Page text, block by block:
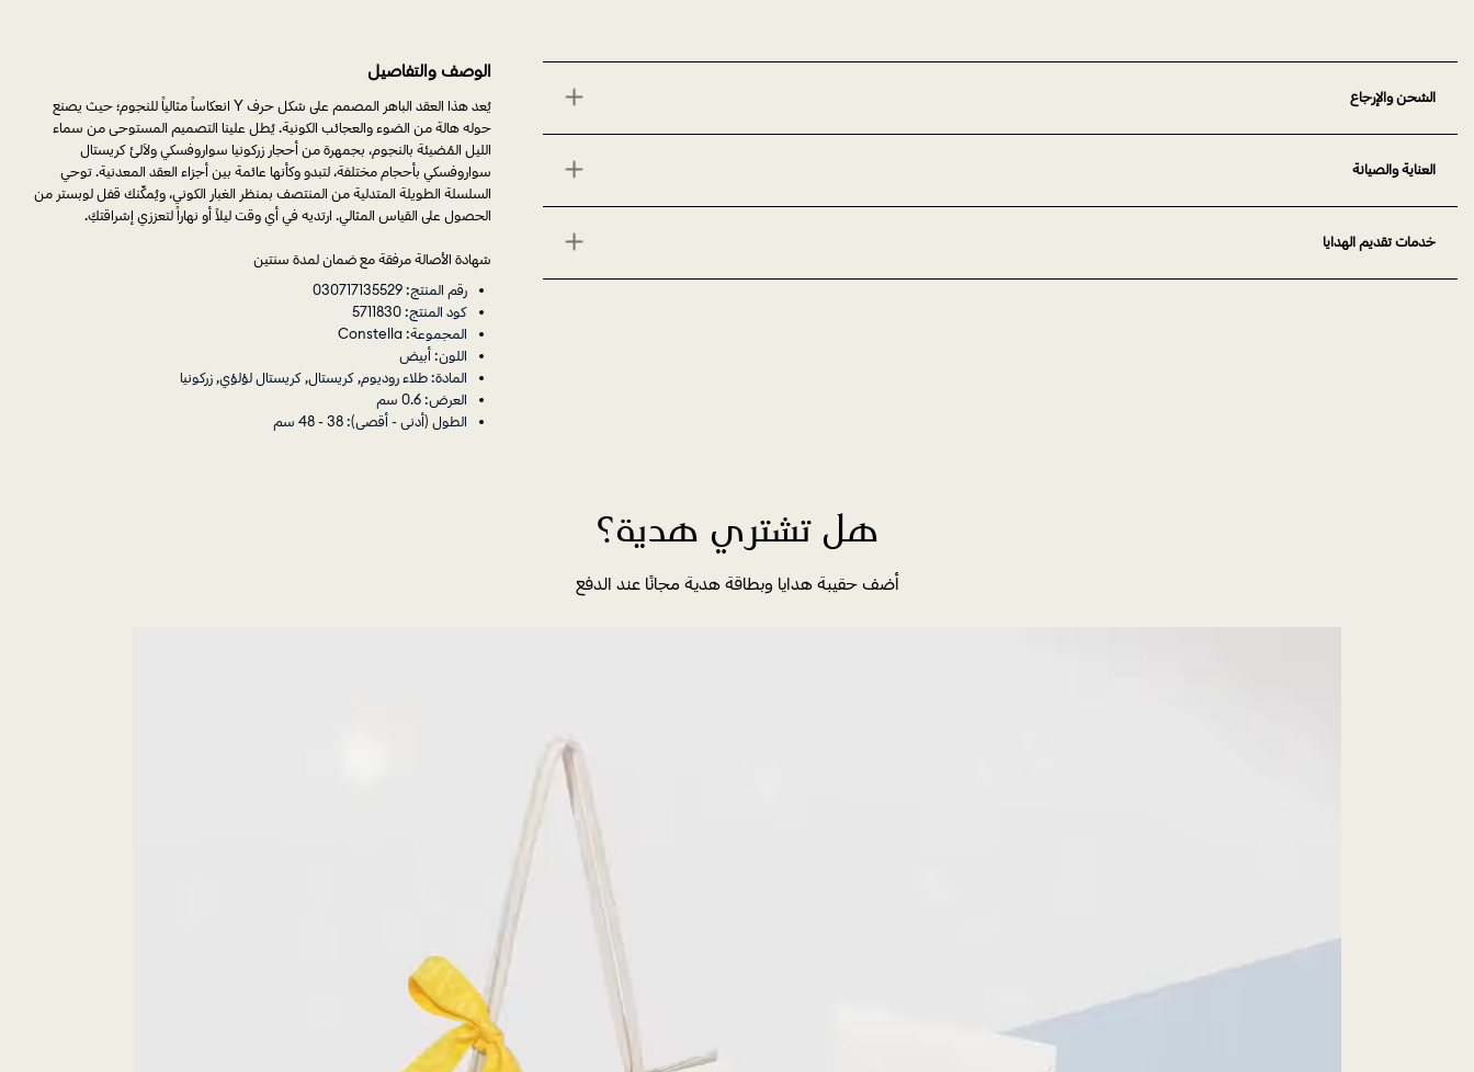
الشحن والإرجاع
العناية والصيانة
خدمات تقديم الهدايا
الوصف والتفاصيل
يُعد هذا العقد الباهر المصمم على شكل حرف Y انعكاساً مثالياً للنجوم؛ حيث يصنع
حوله هالة من الضوء والعجائب الكونية. يُطل علينا التصميم المستوحى من سماء
الليل المُضيئة بالنجوم، بجمهرة من أحجار زركونيا سواروفسكي ولآلئ كريستال
سواروفسكي بأحجام مختلفة، لتبدو وكأنها عائمة بين أجزاء العقد المعدنية. توحي
السلسلة الطويلة المتدلية من المنتصف بمنظر الغبار الكوني، ويُمكِّنك قفل لوبستر من
الحصول على القياس المثالي. ارتديه في أي وقت ليلاً أو نهاراً لتعززي إشراقتكِ.
شهادة الأصالة مرفقة مع ضمان لمدة سنتين
رقم المنتج: 030717135529
كود المنتج: 5711830
المجموعة: Constella
اللون: أبيض
المادة: طلاء روديوم, كريستال, كريستال لؤلؤي, زركونيا
العرض: 0.6 سم
الطول (أدنى - أقصى): 38 - 48 سم
هل تشتري هدية؟
أضف حقيبة هدايا وبطاقة هدية مجانًا عند الدفع